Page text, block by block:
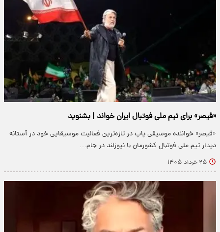
«قیصر» برای تیم ملی فوتبال ایران خواند |‌ بشنوید
«قیصر» خواننده موسیقی پاپ در تازه‌ترین فعالیت موسیقایی خود در آستانه
دیدار تیم ملی فوتبال کشورمان با نیوزلند در جام…
۲۵ خرداد ۱۴۰۵